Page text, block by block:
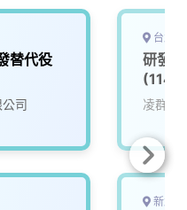
替代役
司
台北
研發
(114
凌群電
新北